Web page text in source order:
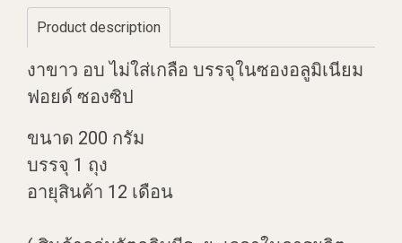
Product description
งาขาว อบ ไม่ใส่เกลือ บรรจุในซองอลูมิเนียม
ฟอยด์ ซองซิป
ขนาด 200 กรัม
บรรจุ 1 ถุง
อายุสินค้า 12 เดือน